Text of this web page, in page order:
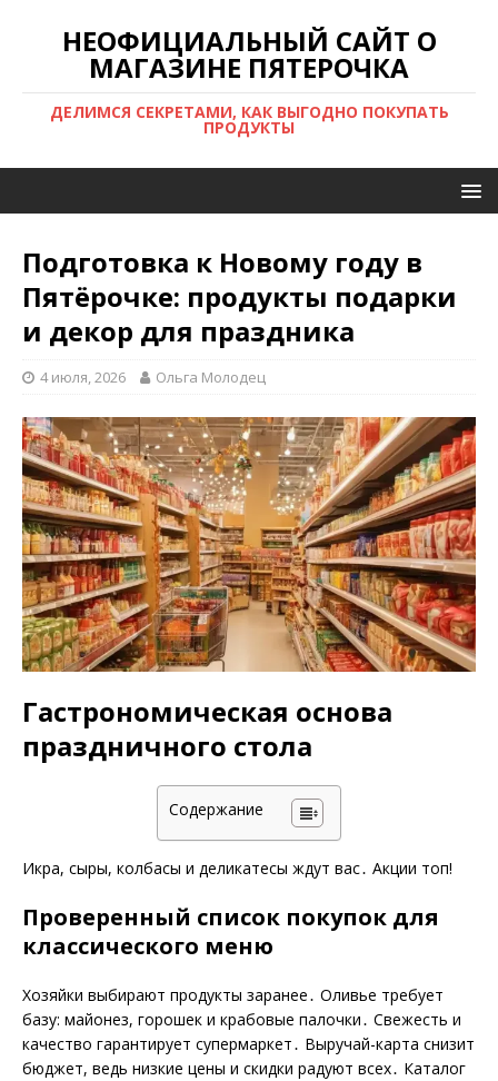
НЕОФИЦИАЛЬНЫЙ САЙТ О
МАГАЗИНЕ ПЯТЕРОЧКА
ДЕЛИМСЯ СЕКРЕТАМИ, КАК ВЫГОДНО ПОКУПАТЬ
ПРОДУКТЫ
Подготовка к Новому году в
Пятёрочке: продукты подарки
и декор для праздника
4 июля, 2026 Ольга Молодец
Гастрономическая основа
праздничного стола
Содержание
Икра, сыры, колбасы и деликатесы ждут вас․ Акции топ!
Проверенный список покупок для
классического меню
Хозяйки выбирают продукты заранее․ Оливье требует
базу: майонез, горошек и крабовые палочки․ Свежесть и
качество гарантирует супермаркет․ Выручай-карта снизит
бюджет, ведь низкие цены и скидки радуют всех․ Каталог